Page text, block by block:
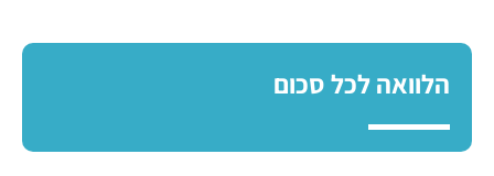
הלוואה לכל סכום